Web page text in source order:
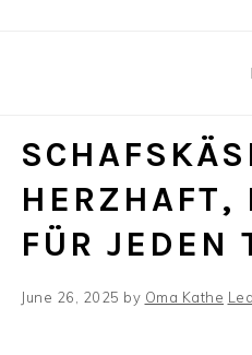
HERZHAFT,
FÜR JEDEN
June 26, 2025 by Oma Kathe